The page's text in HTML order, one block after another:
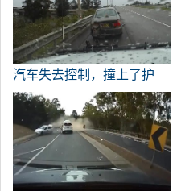
汽车失去控制，撞上了护
栏。